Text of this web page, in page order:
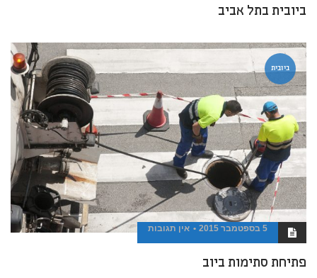
ביובית בתל אביב
ביובית
5 בספטמבר 2015 אין תגובות
פתיחת סתימות ביוב